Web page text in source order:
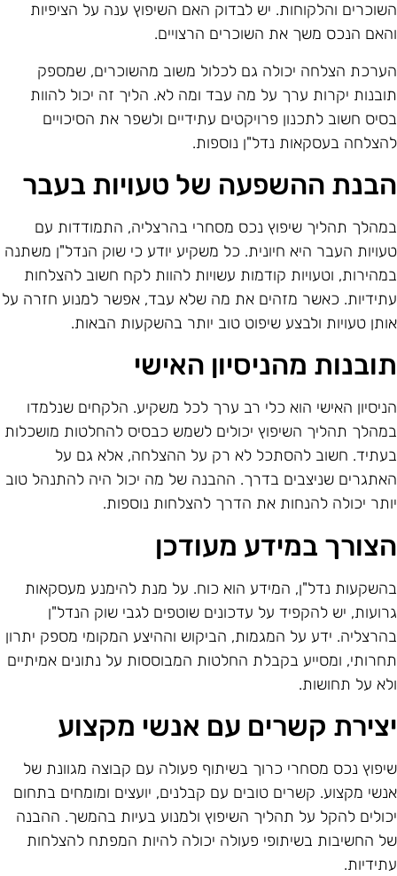
והלקוחות. יש לבדוק האם השיפוץ ענה על הציפיות
הנכס משך את השוכרים הרצויים.
הצלחה יכולה גם לכלול משוב מהשוכרים, שמספק
יקרות ערך על מה עבד ומה לא. הליך זה יכול להוות
חשוב לתכנון פרויקטים עתידיים ולשפר את הסיכויים
בעסקאות נדל"ן נוספות.
ההשפעה של טעויות בעבר
תהליך שיפוץ נכס מסחרי בהרצליה, התמודדות עם
העבר היא חיונית. כל משקיע יודע כי שוק הנדל"ן משתנה
וטעויות קודמות עשויות להוות לקח חשוב להצלחות
כאשר מזהים את מה שלא עבד, אפשר למנוע חזרה על
טעויות ולבצע שיפוט טוב יותר בהשקעות הבאות.
מהניסיון האישי
האישי הוא כלי רב ערך לכל משקיע. הלקחים שנלמדו
תהליך השיפוץ יכולים לשמש כבסיס להחלטות מושכלות
חשוב להסתכל לא רק על ההצלחה, אלא גם על
שניצבים בדרך. ההבנה של מה יכול היה להתנהל טוב
יכולה להנחות את הדרך להצלחות נוספות.
במידע מעודכן
נדל"ן, המידע הוא כוח. על מנת להימנע מעסקאות
יש להקפיד על עדכונים שוטפים לגבי שוק הנדל"ן
ידע על המגמות, הביקוש וההיצע המקומי מספק יתרון
ומסייע בקבלת החלטות המבוססות על נתונים אמיתיים
על תחושות.
קשרים עם אנשי מקצוע
נכס מסחרי כרוך בשיתוף פעולה עם קבוצה מגוונת של
מקצוע. קשרים טובים עם קבלנים, יועצים ומומחים בתחום
להקל על תהליך השיפוץ ולמנוע בעיות בהמשך. ההבנה
החשיבות בשיתופי פעולה יכולה להיות המפתח להצלחות